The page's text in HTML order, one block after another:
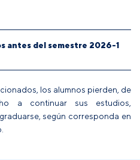
antes del semestre 2026-1
los alumnos pierden, de
a continuar sus estudios,
según corresponda en